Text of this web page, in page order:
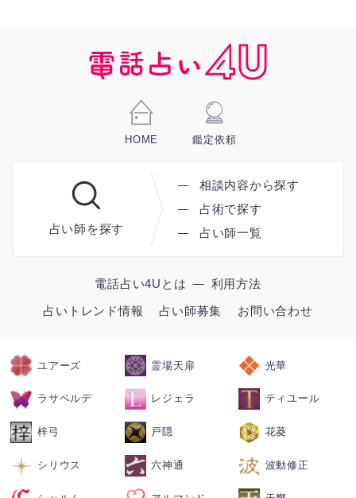
HOME 鑑定依頼
占い師を探す
相談内容から探す
占術で探す
占い師一覧
電話占い4Uとは
利用方法
占いトレンド情報
占い師募集 お問い合わせ
ユアーズ 霊場天扉 光華
ラサベルデ レジェラ ティユール
梓弓 戸隠 花菱
シリウス 六神通 波動修正